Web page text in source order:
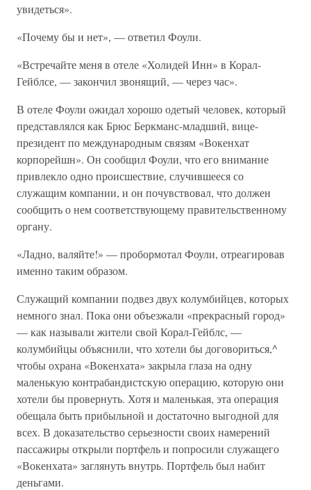
увидеться».
«Почему бы и нет», — ответил Фоули.
«Встречайте меня в отеле «Холидей Инн» в Корал-
Гейблсе, — закончил звонящий, — через час».
В отеле Фоули ожидал хорошо одетый человек, который
представлялся как Брюс Беркманс-младший, вице-
президент по международным связям «Вокенхат
корпорейшн». Он сообщил Фоули, что его внимание
привлекло одно происшествие, случившееся со
служащим компании, и он почувствовал, что должен
сообщить о нем соответствующему правительственному
органу.
«Ладно, валяйте!» — пробормотал Фоули, отреагировав
именно таким образом.
Служащий компании подвез двух колумбийцев, которых
немного знал. Пока они объезжали «прекрасный город»
— как называли жители свой Корал-Гейблс, —
колумбийцы объяснили, что хотели бы договориться,^
чтобы охрана «Вокенхата» закрыла глаза на одну
маленькую контрабандистскую операцию, которую они
хотели бы провернуть. Хотя и маленькая, эта операция
обещала быть прибыльной и достаточно выгодной для
всех. В доказательство серьезности своих намерений
пассажиры открыли портфель и попросили служащего
«Вокенхата» заглянуть внутрь. Портфель был набит
деньгами.